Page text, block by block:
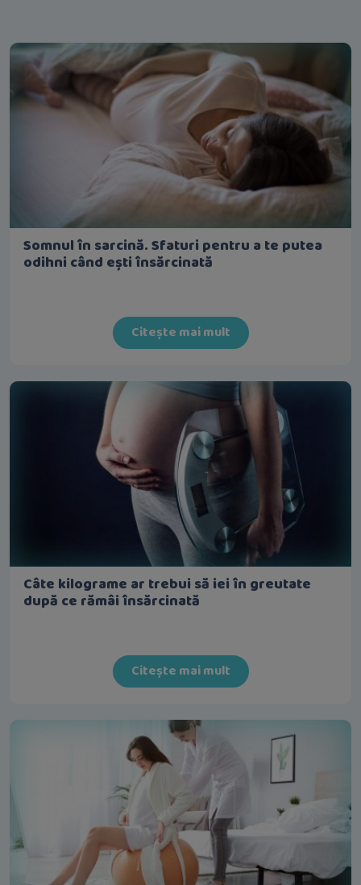
Somnul în sarcină. Sfaturi pentru a te putea
odihni când ești însărcinată
Citește mai mult
Câte kilograme ar trebui să iei în greutate
după ce rămâi însărcinată
Citește mai mult